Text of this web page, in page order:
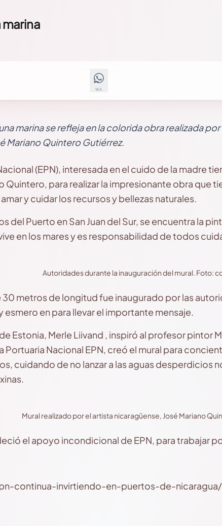
marina
WA
marina se refleja en la colorida obra realizada
Mariano Quintero Gutiérrez.
(EPN), interesada en el cuido de la madre
Quintero, para realizar la impresionante obra que
y cuidar los recursos y bellezas naturales.
del Puerto en San Juan del Sur, se encuentra la
en los mares y es responsabilidad de todos
Autoridades durante la inauguración del mural. Foto:
30 metros de longitud fue inaugurado por las
en para llevar el importante mensaje.
Estonia, Merle Liivand , inspiró al profesor pintor
Portuaria Nacional EPN, creó el mural para
cuidando de no lanzar a las aguas desperdicios
Mural realizado por el artista nicaragüense, José Mariano
el apoyo incondicional de EPN, para trabajar
continua-invirtiendo-en-puertos-de-nicaragua/